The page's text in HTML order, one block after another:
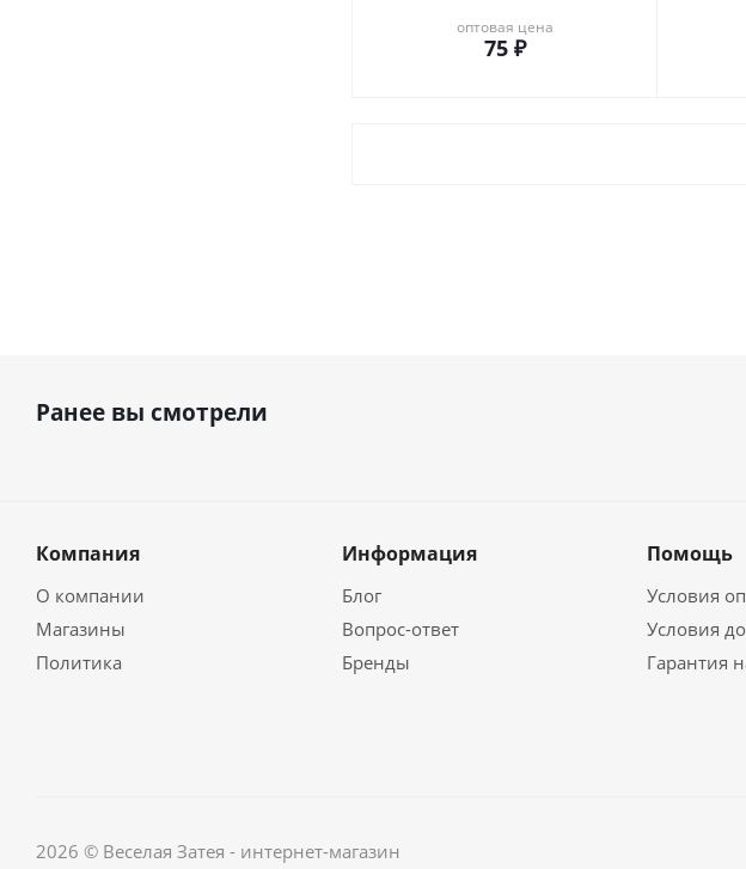
оптовая цена
75 ₽
Ранее вы смотрели
Компания
О компании
Магазины
Политика
Информация
Блог
Вопрос-ответ
Бренды
Помощь
Условия
Условия
Гарантия
2026 © Веселая Затея - интернет-магазин